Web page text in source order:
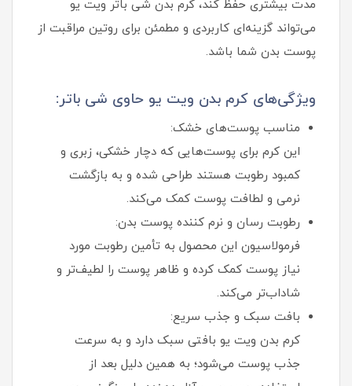
مدت بیشتری حفظ کند، کرم بدن شی باتر ویت یو
می‌تواند گزینه‌ای کاربردی و مطمئن برای روتین مراقبت از
پوست بدن شما باشد.
ویژگی‌های کرم بدن ویت یو حاوی شی باتر:
مناسب پوست‌های خشک:
این کرم برای پوست‌هایی که دچار خشکی، زبری و
کمبود رطوبت هستند طراحی شده و به بازگشت
نرمی و لطافت پوست کمک می‌کند.
رطوبت‌ رسان و نرم‌ کننده پوست بدن:
فرمولاسیون این محصول به تأمین رطوبت مورد
نیاز پوست کمک کرده و ظاهر پوست را لطیف‌تر و
شاداب‌تر می‌کند.
بافت سبک و جذب سریع:
کرم بدن ویت یو بافتی سبک دارد و به سرعت
جذب پوست می‌شود؛ به همین دلیل بعد از